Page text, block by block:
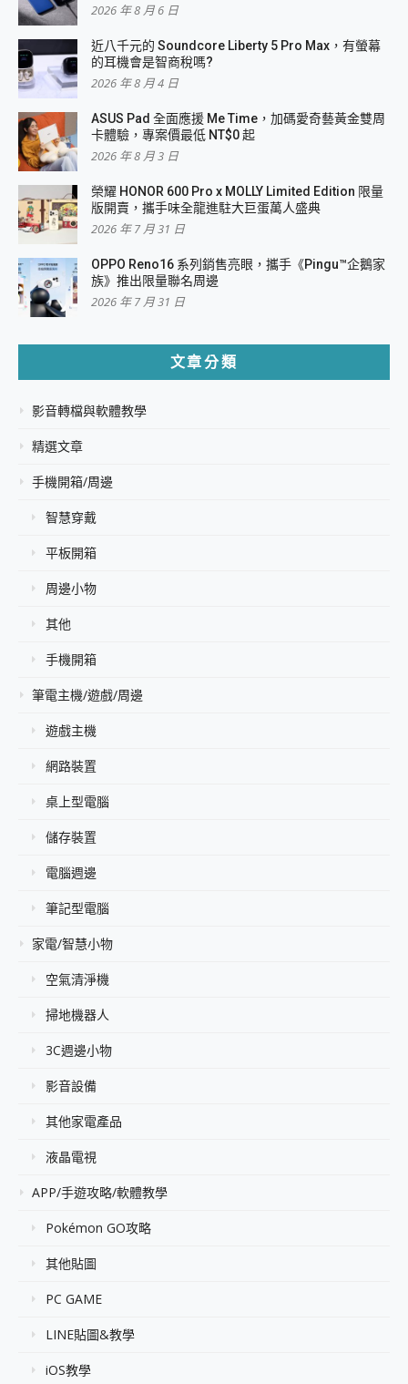
2026 年 8 月 6 日
近八千元的 Soundcore Liberty 5 Pro Max，有螢幕
的耳機會是智商稅嗎?
2026 年 8 月 4 日
ASUS Pad 全面應援 Me Time，加碼愛奇藝黃金雙周
卡體驗，專案價最低 NT$0 起
2026 年 8 月 3 日
榮耀 HONOR 600 Pro x MOLLY Limited Edition 限量
版開賣，攜手味全龍進駐大巨蛋萬人盛典
2026 年 7 月 31 日
OPPO Reno16 系列銷售亮眼，攜手《Pingu™企鵝家
族》推出限量聯名周邊
2026 年 7 月 31 日
文章分類
影音轉檔與軟體教學
精選文章
手機開箱/周邊
智慧穿戴
平板開箱
周邊小物
其他
手機開箱
筆電主機/遊戲/周邊
遊戲主機
網路裝置
桌上型電腦
儲存裝置
電腦週邊
筆記型電腦
家電/智慧小物
空氣清淨機
掃地機器人
3C週邊小物
影音設備
其他家電產品
液晶電視
APP/手遊攻略/軟體教學
Pokémon GO攻略
其他貼圖
PC GAME
LINE貼圖&教學
iOS教學